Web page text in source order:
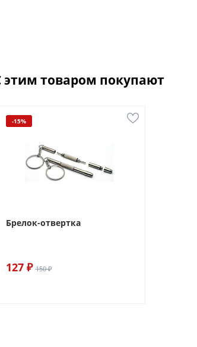
этим товаром покупают
-15%
Брелок-отвертка
127 ₽ 150 ₽